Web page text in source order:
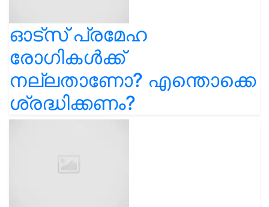
ഓട്സ് പ്രമേഹ
രോഗികൾക്ക്
നല്ലതാണോ? എന്തൊക്കെ
ശ്രദ്ധിക്കണം?